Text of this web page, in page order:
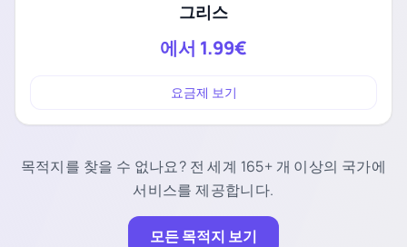
그리스
에서 1.99€
요금제 보기
목적지를 찾을 수 없나요? 전 세계 165+ 개 이상의 국가에
서비스를 제공합니다.
모든 목적지 보기